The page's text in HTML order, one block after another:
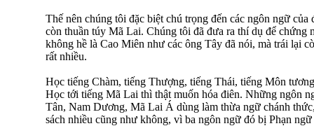
Thế nên chúng tôi đặc biệt chú trọng đến các ngôn ngữ
còn thuần túy Mã Lai. Chúng tôi đã đưa ra thí dụ để chứng
không hề là Cao Miên như các ông Tây đã nói, mà trái lại
rất nhiều.
Học tiếng Chàm, tiếng Thượng, tiếng Thái, tiếng Môn
Học tới tiếng Mã Lai thì thật muốn hóa điên. Những ngôn
Tân, Nam Dương, Mã Lai Á dùng làm thừa ngữ chánh
sách nhiều cũng như không, vì ba ngôn ngữ đó bị Phạn